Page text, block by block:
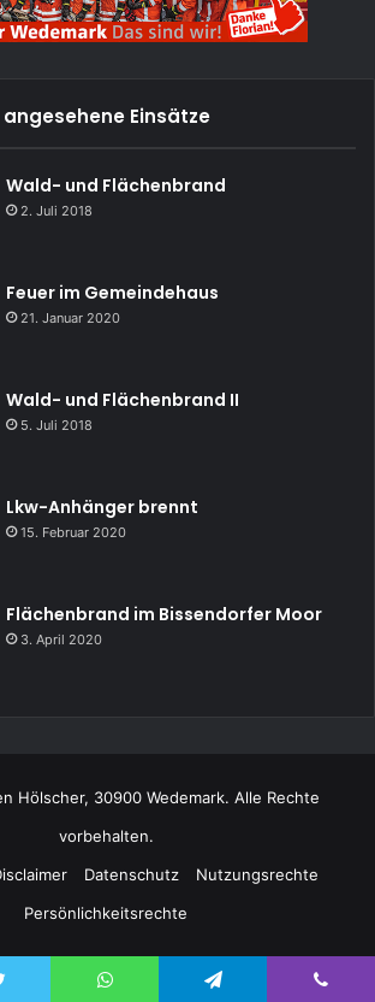
Einsätze
Wald- und Flächenbrand
2. Juli 2018
Feuer im Gemeindehaus
21. Januar 2020
Wald- und Flächenbrand II
5. Juli 2018
Lkw-Anhänger brennt
15. Februar 2020
Flächenbrand im Bissendorfer Moor
3. April 2020
Hölscher, 30900 Wedemark. Alle Rechte
vorbehalten.
Datenschutz
Nutzungsrechte
Persönlichkeitsrechte